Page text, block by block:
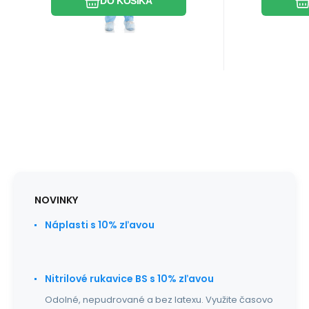
NOVINKY
Náplasti s 10% zľavou
Nitrilové rukavice BS s 10% zľavou
Odolné, nepudrované a bez latexu. Využite časovo